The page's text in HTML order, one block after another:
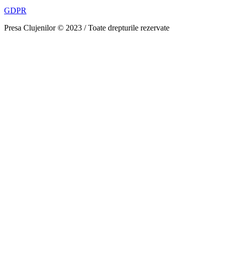
GDPR
Presa Clujenilor © 2023 / Toate drepturile rezervate